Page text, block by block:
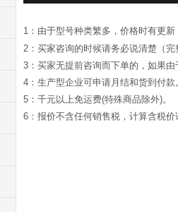
1：由于型号种类繁多，价格时有更
2：买家咨询的时候请务必说清楚（
3：买家无提前咨询而下单的，如果
4：生产型企业可申请月结和货到付款
5：千元以上免运费(特殊商品除外)。
6：报价不含任何销售税，计算含税价